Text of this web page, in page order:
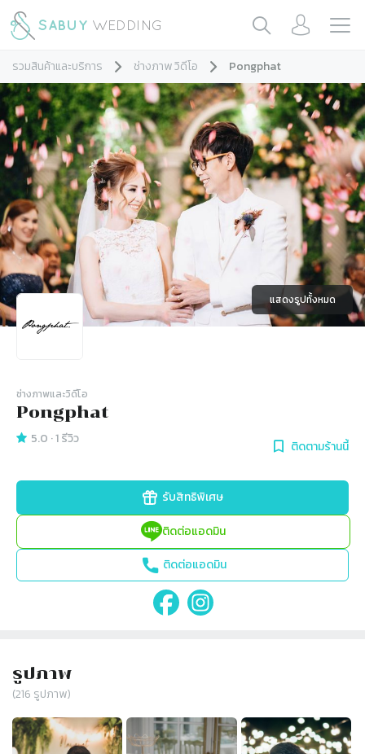
รวมสินค้าและบริการ ช่างภาพ วิดีโอ Pongphat
แสดงรูปทั้งหมด
ช่างภาพและวิดีโอ
Pongphat
5.0 ·1รีวิว ติดตามร้านนี้
รับสิทธิพิเศษ
ติดต่อแอดมิน
ติดต่อแอดมิน
รูปภาพ
(216 รูปภาพ)